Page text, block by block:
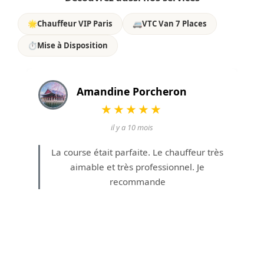
🌟Chauffeur VIP Paris 🚐VTC Van 7 Places
⏱️Mise à Disposition
Amandine Porcheron
★★★★★
il y a 10 mois
La course était parfaite. Le chauffeur très
aimable et très professionnel. Je
recommande